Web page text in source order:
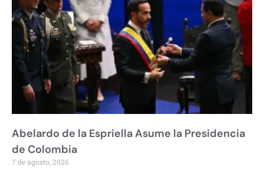
Abelardo de la Espriella Asume la Presidencia
de Colombia
7 de agosto, 2026